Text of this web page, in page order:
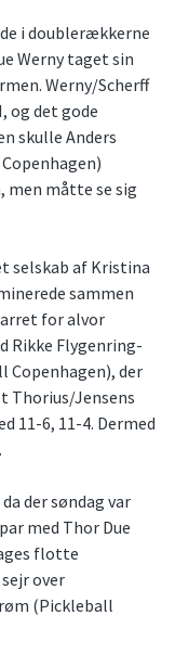
i doublerækkerne
Werny taget sin
Werny/Scherff
og det gode
skulle Anders
men måtte se sig
selskab af Kristina
sammen
for alvor
Rikke Flygenring-
der
Thorius/Jensens
11-6, 11-4. Dermed
der søndag var
med Thor Due
flotte
over
(Pickleball